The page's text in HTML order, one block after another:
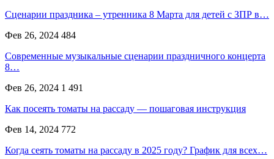
Сценарии праздника – утренника 8 Марта для детей с ЗПР в…
Фев 26, 2024 484
Современные музыкальные сценарии праздничного концерта
8…
Фев 26, 2024 1 491
Как посеять томаты на рассаду — пошаговая инструкция
Фев 14, 2024 772
Когда сеять томаты на рассаду в 2025 году? График для всех…